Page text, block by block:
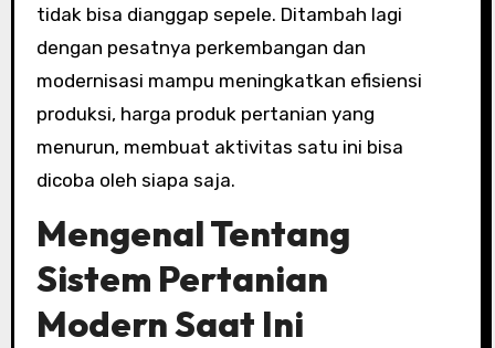
tidak bisa dianggap sepele. Ditambah lagi
dengan pesatnya perkembangan dan
modernisasi mampu meningkatkan efisiensi
produksi, harga produk pertanian yang
menurun, membuat aktivitas satu ini bisa
dicoba oleh siapa saja.
Mengenal Tentang
Sistem Pertanian
Modern Saat Ini